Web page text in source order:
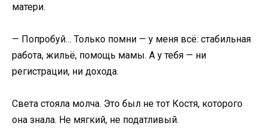
матери.
— Попробуй… Только помни — у меня всё: стабильная
работа, жильё, помощь мамы. А у тебя — ни
регистрации, ни дохода.
Света стояла молча. Это был не тот Костя, которого
она знала. Не мягкий, не податливый.